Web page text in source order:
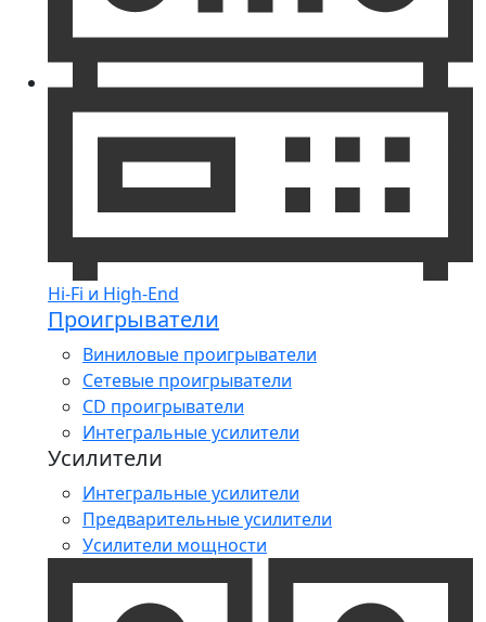
Hi-Fi и High-End
Проигрыватели
Виниловые проигрыватели
Сетевые проигрыватели
CD проигрыватели
Интегральные усилители
Усилители
Интегральные усилители
Предварительные усилители
Усилители мощности